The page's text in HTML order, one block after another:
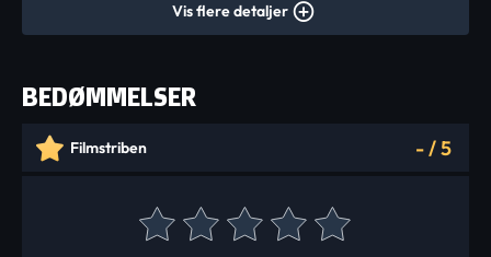
Vis flere detaljer
BEDØMMELSER
Filmstriben -/5